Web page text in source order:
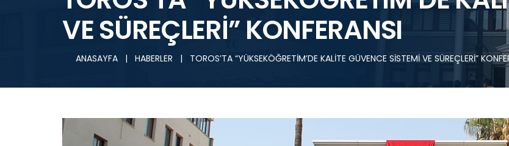
VE SÜREÇLERİ” KONFERANSI
ANASAYFA | HABERLER | TOROS’TA “YÜKSEKÖĞRETİM’DE KALİTE GÜVENCE SİSTEMİ VE SÜREÇLERİ”